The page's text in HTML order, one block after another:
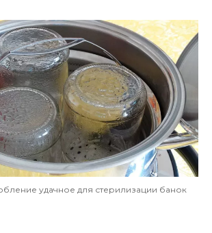
удачное для стерилизации банок